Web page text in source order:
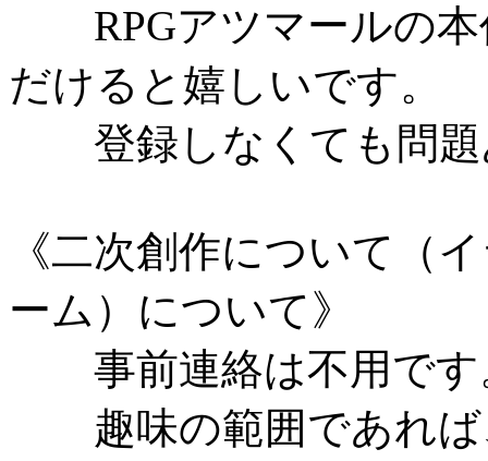
RPGアツマールの本
だけると嬉しいです。
登録しなくても問題
《二次創作について（
ーム）について》
事前連絡は不用です
趣味の範囲であれば